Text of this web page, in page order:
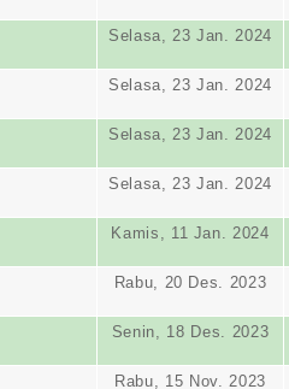
Selasa, 23 Jan. 2024
Selasa, 23 Jan. 2024
Selasa, 23 Jan. 2024
Selasa, 23 Jan. 2024
Kamis, 11 Jan. 2024
Rabu, 20 Des. 2023
Senin, 18 Des. 2023
Rabu, 15 Nov. 2023